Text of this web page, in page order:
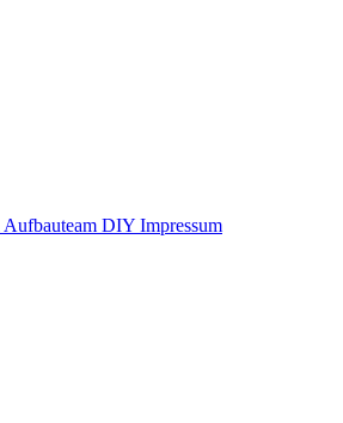
Aufbauteam DIY Impressum